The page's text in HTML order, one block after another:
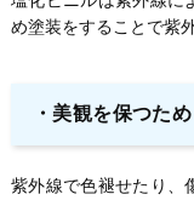
め塗装をすることで紫
・美観を保つため
紫外線で色褪せたり、